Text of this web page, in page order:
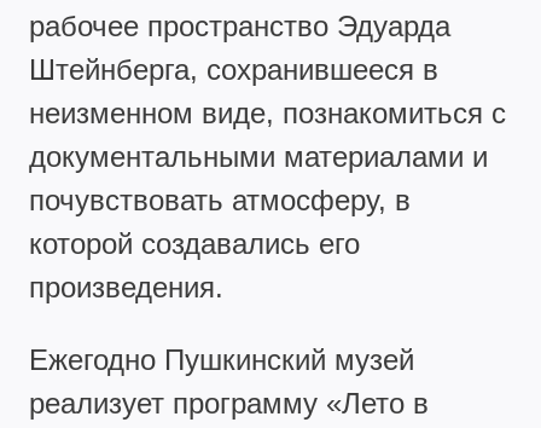
рабочее пространство Эдуарда
Штейнберга, сохранившееся в
неизменном виде, познакомиться с
документальными материалами и
почувствовать атмосферу, в
которой создавались его
произведения.
Ежегодно Пушкинский музей
реализует программу «Лето в